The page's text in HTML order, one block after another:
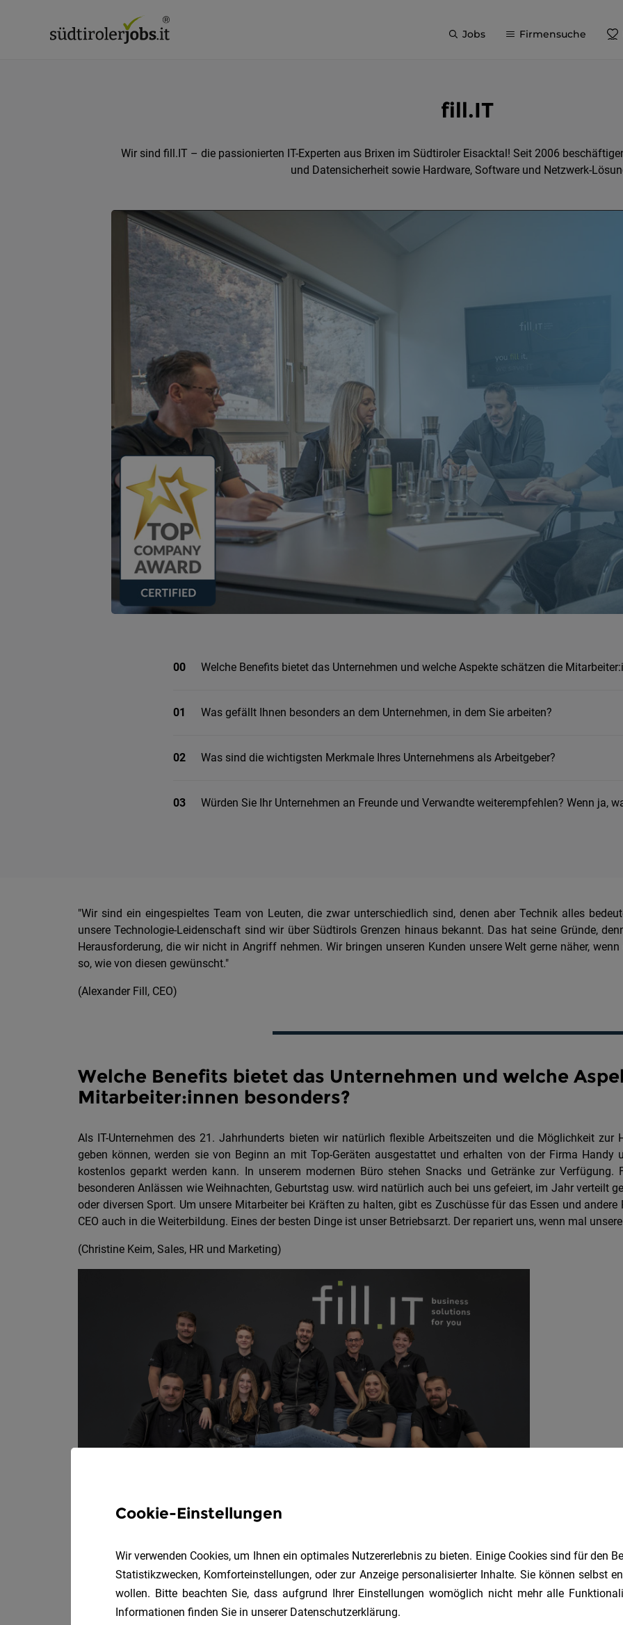
Jobs Firmensuche
fill.IT
Wir sind fill.IT – die passionierten IT-Experten aus Brixen im Südtiroler Eisacktal! Seit 2006
und Datensicherheit sowie Hardware, Software und Netzwerk-
00 Welche Benefits bietet das Unternehmen und welche Aspekte schätzen die
01 Was gefällt Ihnen besonders an dem Unternehmen, in dem Sie arbeiten?
02 Was sind die wichtigsten Merkmale Ihres Unternehmens als Arbeitgeber?
03 Würden Sie Ihr Unternehmen an Freunde und Verwandte weiterempfehlen? Wenn ja,
"Wir sind ein eingespieltes Team von Leuten, die zwar unterschiedlich sind, denen aber Technik alles
unsere Technologie-Leidenschaft sind wir über Südtirols Grenzen hinaus bekannt. Das hat seine Gründe,
Herausforderung, die wir nicht in Angriff nehmen. Wir bringen unseren Kunden unsere Welt gerne näher,
so, wie von diesen gewünscht."
(Alexander Fill, CEO)
Welche Benefits bietet das Unternehmen und welche
Mitarbeiter:innen besonders?
Als IT-Unternehmen des 21. Jahrhunderts bieten wir natürlich flexible Arbeitszeiten und die Möglichkeit zur
geben können, werden sie von Beginn an mit Top-Geräten ausgestattet und erhalten von der Firma
kostenlos geparkt werden kann. In unserem modernen Büro stehen Snacks und Getränke zur
besonderen Anlässen wie Weihnachten, Geburtstag usw. wird natürlich auch bei uns gefeiert, im Jahr verteilt
oder diversen Sport. Um unsere Mitarbeiter bei Kräften zu halten, gibt es Zuschüsse für das Essen und
CEO auch in die Weiterbildung. Eines der besten Dinge ist unser Betriebsarzt. Der repariert uns, wenn mal
(Christine Keim, Sales, HR und Marketing)
Cookie-Einstellungen
Wir verwenden Cookies, um Ihnen ein optimales Nutzererlebnis zu bieten. Einige Cookies sind für den
Statistikzwecken, Komforteinstellungen, oder zur Anzeige personalisierter Inhalte. Sie können selbst
wollen. Bitte beachten Sie, dass aufgrund Ihrer Einstellungen womöglich nicht mehr alle
Informationen finden Sie in unserer Datenschutzerklärung.